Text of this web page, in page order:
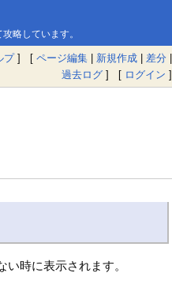
略しています。
プ] [ ページ編集 | 新規作成 | 差分 |
過去ログ ] [ ログイン ]
時に表示されます。